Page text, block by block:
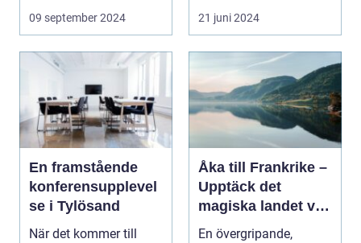
09 september 2024
och nutidens stilla gå...
21 juni 2024
En framstående
konferensupplevel
se i Tylösand
När det kommer till
Åka till Frankrike –
Upptäck det
magiska landet vid
Eiffeltornet och
En övergripande,